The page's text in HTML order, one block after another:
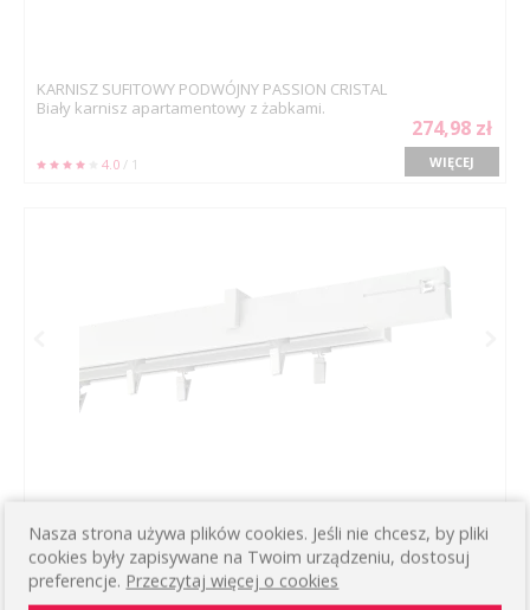
KARNISZ SUFITOWY PODWÓJNY PASSION CRISTAL
Biały karnisz apartamentowy z żabkami.
4.0 / 1
274,98 zł
WIĘCEJ
Podwójny sufitowy
275,06 zł
Nasza strona używa plików cookies. Jeśli nie chcesz, by pliki
cookies były zapisywane na Twoim urządzeniu, dostosuj
preferencje. Przeczytaj więcej o cookies